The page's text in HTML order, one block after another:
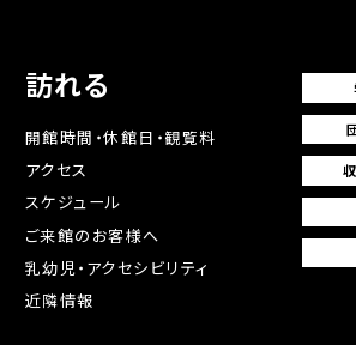
訪れる
開館時間・休館日・観覧料
アクセス
スケジュール
ご来館のお客様へ
乳幼児・アクセシビリティ
近隣情報